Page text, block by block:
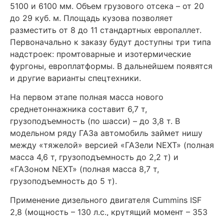
5100 и 6100 мм. Объем грузового отсека – от 20
до 29 куб. м. Площадь кузова позволяет
разместить от 8 до 11 стандартных европаллет.
Первоначально к заказу будут доступны три типа
надстроек: промтоварные и изотермические
фургоны, европлатформы. В дальнейшем появятся
и другие варианты спецтехники.
На первом этапе полная масса нового
среднетоннажника составит 6,7 т,
грузоподъемность (по шасси) – до 3,8 т. В
модельном ряду ГАЗа автомобиль займет нишу
между «тяжелой» версией «ГАЗели NEXT» (полная
масса 4,6 т, грузоподъемность до 2,2 т) и
«ГАЗоном NEXT» (полная масса 8,7 т,
грузоподъемность до 5 т).
Применение дизельного двигателя Cummins ISF
2,8 (мощность – 130 л.с., крутящий момент – 353